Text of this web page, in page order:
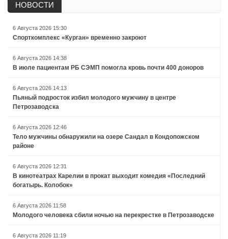
НОВОСТИ
6 Августа 2026 15:30
Спорткомплекс «Курган» временно закроют
6 Августа 2026 14:38
В июле пациентам РБ СЭМП помогла кровь почти 400 доноров
6 Августа 2026 14:13
Пьяный подросток избил молодого мужчину в центре
Петрозаводска
6 Августа 2026 12:46
Тело мужчины обнаружили на озере Сандал в Кондопожском
районе
6 Августа 2026 12:31
В кинотеатрах Карелии в прокат выходит комедия «Последний
богатырь. Колобок»
6 Августа 2026 11:58
Молодого человека сбили ночью на перекрестке в Петрозаводске
6 Августа 2026 11:19